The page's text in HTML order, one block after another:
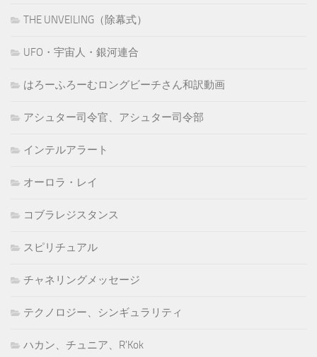
THE UNVEILING（除幕式）
UFO・宇宙人・銀河連合
はろーふろーむロングビーチさん和訳動画
アシュター司令官、アシュター司令部
インテルアラート
オーロラ・レイ
コブラレジスタンス
スピリチュアル
チャネリングメッセージ
テクノロジー、シンギュラリティ
ハカン、チュニア、R'Kok